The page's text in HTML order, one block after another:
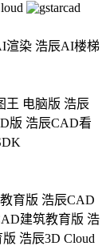
渲染 浩辰AI楼梯
王 电脑版 浩辰
版 浩辰CAD看
育版 浩辰CAD
建筑教育版 浩
版 浩辰3D Cloud